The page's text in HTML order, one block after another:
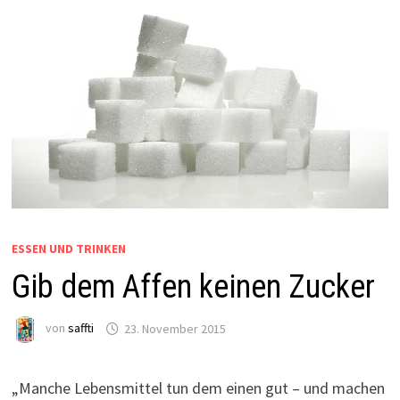
ESSEN UND TRINKEN
Gib dem Affen keinen Zucker
von saffti 23. November 2015
„Manche Lebensmittel tun dem einen gut – und machen